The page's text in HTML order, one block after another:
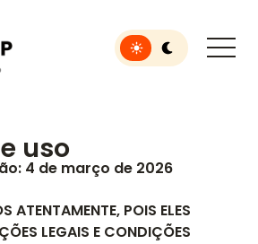
vídeo
Toggle light or dark
uso
4 de março de 2026
ATENTAMENTE, POIS ELES
LEGAIS E CONDIÇÕES